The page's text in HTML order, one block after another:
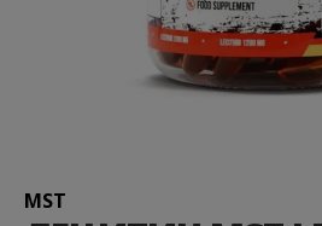
галереи
MST